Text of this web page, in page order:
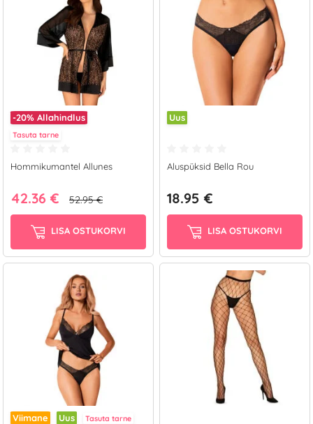
-20% Allahindlus
Tasuta tarne
Hommikumantel Allunes
42.36 € 52.95 €
LISA OSTUKORVI
Uus
Aluspüksid Bella Rou
18.95 €
LISA OSTUKORVI
Viimane Uus Tasuta tarne